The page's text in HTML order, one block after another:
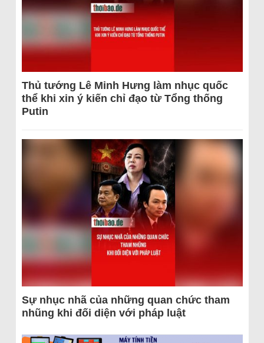
Thủ tướng Lê Minh Hưng làm nhục quốc
thể khi xin ý kiến chỉ đạo từ Tổng thống
Putin
Sự nhục nhã của những quan chức tham
nhũng khi đối diện với pháp luật